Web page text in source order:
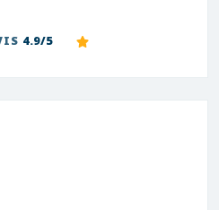
4.9/5